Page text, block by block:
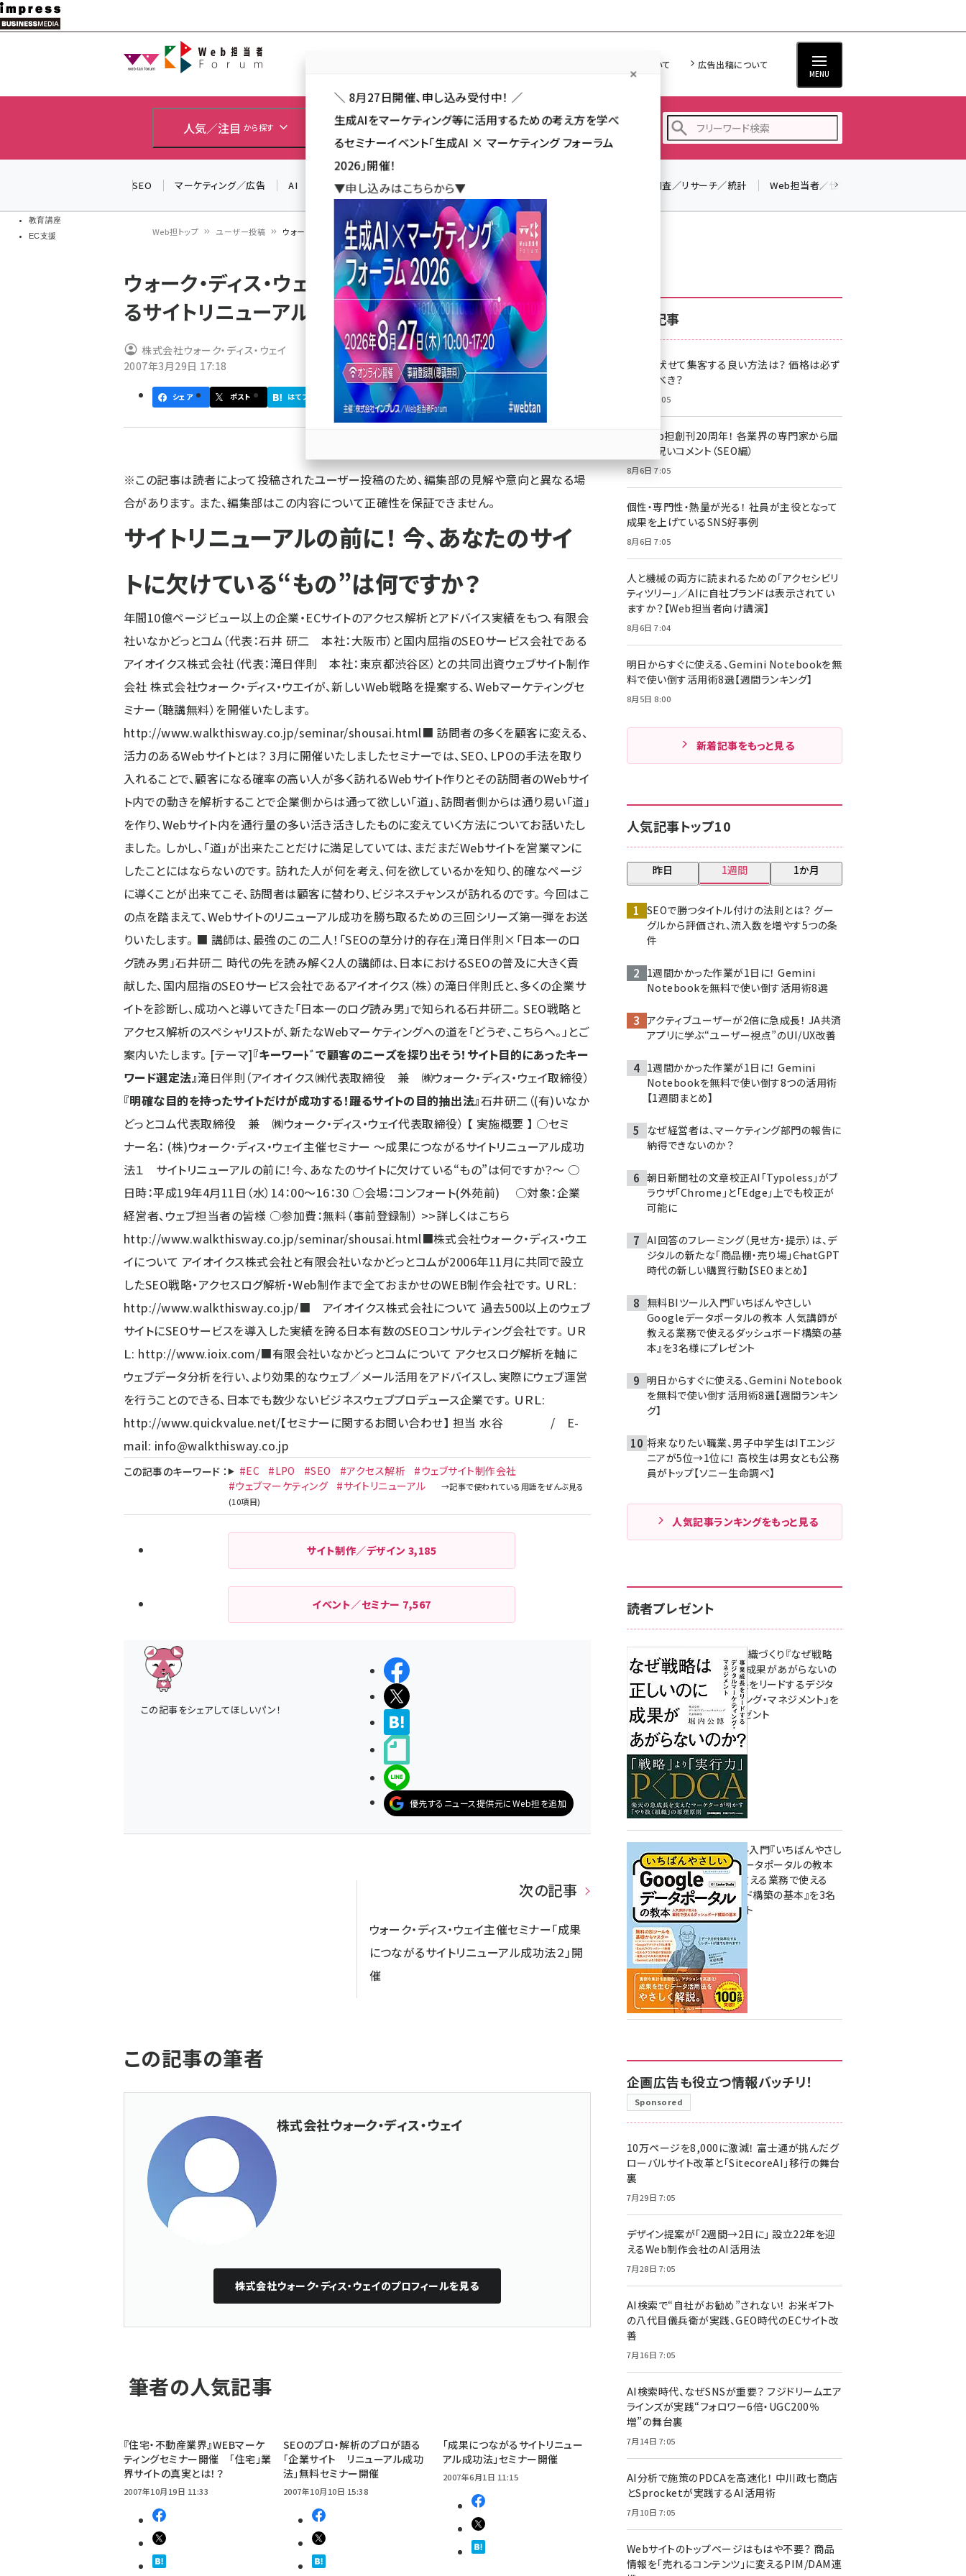
メ
イ
教育講座
EC支援
Web担当者Forum
Web担について 広告出稿について
MENU
人気／注目 から探す カテゴリ／種別 から探す セミナー／イベント から探す
z世代 (1622)
meo (1275)
SEO マーケティング／広告 AI SNS アクセス解析／データ分析 調査／リサーチ／統計 Web担当者／仕事
ン
く
ず
Web担トップ ユーザー投稿 ウォーク・ディス・ウェイ主催セミナー「成果につながるサイトリニューアル法」開催
ウォーク・ディス・ウェイ主催セミナー「成果につなが
るサイトリニューアル法」開催
株式会社ウォーク・ディス・ウェイ
2007年3月29日 17:18
シェア ポスト はてブ Bluesky 優先するニュース提供元に追加
※この記事は読者によって投稿されたユーザー投稿のため、編集部の見解や意向と異なる場
合があります。 また、編集部はこの内容について正確性を保証できません。
サイトリニューアルの前に！ 今、あなたのサイ
トに欠けている“もの”は何ですか？
年間10億ページビュー以上の企業・ECサイトのアクセス解析とアドバイス実績をもつ、有限会
社いなかどっとコム（代表：石井 研二 本社：大阪市）と国内屈指のSEOサービス会社である
アイオイクス株式会社（代表：滝日伴則 本社：東京都渋谷区）との共同出資ウェブサイト制作
会社 株式会社ウォーク・ディス・ウエイが、新しいWeb戦略を提案する、Webマーケティングセ
ミナー（聴講無料）を開催いたします。
http://www.walkthisway.co.jp/seminar/shousai.html■ 訪問者の多くを顧客に変える、
活力のあるWebサイトとは？ 3月に開催いたしましたセミナーでは、SEO、LPOの手法を取り
入れることで、顧客になる確率の高い人が多く訪れるWebサイト作りとその訪問者のWebサイ
ト内での動きを解析することで企業側からは通って欲しい「道」、訪問者側からは通り易い「道」
を作り、Webサイト内を通行量の多い活き活きしたものに変えていく方法についてお話いたし
ました。 しかし、「道」が出来たことだけに満足していては、まだまだWebサイトを営業マンに
したことにはならないのです。 訪れた人が何を考え、何を欲しているかを知り、的確なページ
に導くことが出来てこそ、訪問者は顧客に替わり、ビジネスチャンスが訪れるのです。 今回はこ
の点を踏まえて、Webサイトのリニューアル成功を勝ち取るための三回シリーズ第一弾をお送
りいたします。 ■ 講師は、最強のこの二人！「SEOの草分け的存在」滝日伴則×「日本一のロ
グ読み男」石井研二 時代の先を読み解く2人の講師は、日本におけるSEOの普及に大きく貢
献した、国内屈指のSEOサービス会社であるアイオイクス（株）の滝日伴則氏と、多くの企業サ
イトを診断し、成功へと導いてきた「日本一のログ読み男」で知られる石井研二。 SEO戦略と
アクセス解析のスペシャリストが、新たなWebマーケティングへの道を「どうぞ、こちらへ。」とご
案内いたします。 [テーマ]『キーワーﾄﾞで顧客のニーズを探り出そう！サイト目的にあったキー
ワード選定法』滝日伴則（アイオイクス㈱代表取締役 兼 ㈱ウォーク・ディス・ウェイ取締役）
『明確な目的を持ったサイトだけが成功する！躍るサイトの目的抽出法』石井研二（(有)いなか
どっとコム代表取締役 兼 ㈱ウォーク・ディス・ウェイ代表取締役） 【 実施概要 】 ○セミ
ナー名： (株)ウォーク･ディス・ウェイ主催セミナー ～成果につながるサイトリニューアル成功
法１ サイトリニューアルの前に！今、あなたのサイトに欠けている“もの”は何ですか？～ ○
日時：平成19年4月11日（水）14：00～16：30 ○会場：コンフォート(外苑前) ○対象：企業
経営者、ウェブ担当者の皆様 ○参加費：無料（事前登録制） >>詳しくはこちら
http://www.walkthisway.co.jp/seminar/shousai.html■株式会社ウォーク・ディス・ウエ
イについて アイオイクス株式会社と有限会社いなかどっとコムが2006年11月に共同で設立
したSEO戦略・アクセスログ解析・Web制作まで全ておまかせのWEB制作会社です。 ＵＲＬ:
http://www.walkthisway.co.jp/■ アイオイクス株式会社について 過去500以上のウェブ
サイトにSEOサービスを導入した実績を誇る日本有数のSEOコンサルティング会社です。 ＵＲ
Ｌ: http://www.ioix.com/■有限会社いなかどっとコムについて アクセスログ解析を軸に
ウェブデータ分析を行い、より効果的なウェブ／メール活用をアドバイスし、実際にウェブ運営
を行うことのできる、日本でも数少ないビジネスウェブプロデュース企業です。 ＵＲＬ:
http://www.quickvalue.net/【セミナーに関するお問い合わせ】 担当 水谷 / E-
mail: info@walkthisway.co.jp
この記事のキーワード ： #EC #LPO #SEO #アクセス解析
#ウェブサイト制作会社
#ウェブマーケティング
#サイトリニューアル
サイト制作／デザイン 3,185
イベント／セミナー 7,567
この記事をシェアしてほしいパン！
シェアする
ポストする
LINEで送る
優先するニュース提供元にWeb担を追加
次の記事
ウォーク・ディス・ウェイ主催セミナー「成果
につながるサイトリニューアル成功法２」開
催
この記事の筆者
株式会社ウォーク・ディス・ウェイ
株式会社ウォーク・ディス・ウェイのプロフィールを見る
筆者の人気記事
『住宅・不動産業界』WEBマーケ
ティングセミナー開催 「住宅」業
界サイトの真実とは！？
2007年10月19日 11:33
SEOのプロ・解析のプロが語る
「企業サイト リニューアル成功
法」無料セミナー開催
2007年10月10日 15:38
「成果につながるサイトリニュー
アル成功法」セミナー開催
2007年6月1日 11:15
新着記事
価格を伏せて集客する良い方法は？ 価格は必ず
記載すべき？
8月6日 7:05
祝・Web担創刊20周年！ 各業界の専門家から届
いたお祝いコメント（SEO編）
8月6日 7:05
個性・専門性・熱量が光る！ 社員が主役となって
成果を上げているSNS好事例
8月6日 7:05
人と機械の両方に読まれるための「アクセシビリ
ティツリー」／AIに自社ブランドは表示されてい
ますか？【Web担当者向け講演】
8月6日 7:04
明日からすぐに使える、Gemini Notebookを無
料で使い倒す活用術8選【週間ランキング】
8月5日 8:00
新着記事をもっと見る
人気記事トップ10
昨日 1週間 1か月
SEOで勝つタイトル付けの法則とは？ グー
グルから評価され、流入数を増やす5つの条
件
1週間かかった作業が1日に！ Gemini
Notebookを無料で使い倒す活用術8選
アクティブユーザーが2倍に急成長！ JA共済
アプリに学ぶ“ユーザー視点”のUI/UX改善
1週間かかった作業が1日に！ Gemini
Notebookを無料で使い倒す8つの活用術
【1週間まとめ】
なぜ経営者は、マーケティング部門の報告に
納得できないのか？
朝日新聞社の文章校正AI「Typoless」がブ
ラウザ「Chrome」と「Edge」上でも校正が
可能に
AI回答のフレーミング（見せ方・提示）は、デ
ジタルの新たな「商品棚・売り場」――ChatGPT
時代の新しい購買行動【SEOまとめ】
無料BIツール入門『いちばんやさしい
Googleデータポータルの教本 人気講師が
教える業務で使えるダッシュボード構築の基
本』を3名様にプレゼント
明日からすぐに使える、Gemini Notebook
を無料で使い倒す活用術8選【週間ランキン
グ】
将来なりたい職業、男子中学生はITエンジ
ニアが5位→1位に！ 高校生は男女とも公務
員がトップ【ソニー生命調べ】
人気記事ランキングをもっと見る
読者プレゼント
成果を生む組織づくり『なぜ戦略
は正しいのに成果があがらないの
か？ 事業成長をリードするデジタ
ルマーケティング・マネジメント』を
3名様にプレゼント
8月7日 10:00
無料BIツール入門『いちばんやさし
いGoogleデータポータルの教本
人気講師が教える業務で使える
ダッシュボード構築の基本』を3名
様にプレゼント
7月31日 10:00
企画広告も役立つ情報バッチリ！
Sponsored
10万ページを8,000に激減！ 富士通が挑んだグ
ローバルサイト改革と「SitecoreAI」移行の舞台
裏
7月29日 7:05
デザイン提案が「2週間→2日に」 設立22年を迎
えるWeb制作会社のAI活用法
7月28日 7:05
AI検索で“自社がお勧め”されない！ お米ギフト
の八代目儀兵衛が実践、GEO時代のECサイト改
善
7月16日 7:05
AI検索時代、なぜSNSが重要？ フジドリームエア
ラインズが実践“フォロワー6倍・UGC200％
増”の舞台裏
7月14日 7:05
AI分析で施策のPDCAを高速化！ 中川政七商店
とSprocketが実践するAI活用術
7月10日 7:05
Webサイトのトップページはもはや不要？ 商品
情報を「売れるコンテンツ」に変えるPIM/DAM連
＼ 8月27日開催、申し込み受付中！ ／
生成AIをマーケティング等に活用するための考え方を学べ
るセミナーイベント「生成AI × マーケティング フォーラム
2026」開催！
▼申し込みはこちらから▼